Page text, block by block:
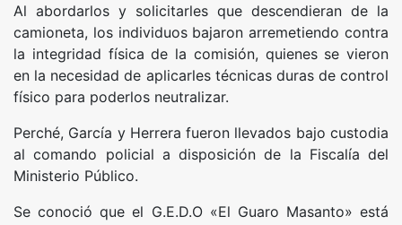
Al abordarlos y solicitarles que descendieran de la
camioneta, los individuos bajaron arremetiendo contra
la integridad física de la comisión, quienes se vieron
en la necesidad de aplicarles técnicas duras de control
físico para poderlos neutralizar.
Perché, García y Herrera fueron llevados bajo custodia
al comando policial a disposición de la Fiscalía del
Ministerio Público.
Se conoció que el G.E.D.O «El Guaro Masanto» está